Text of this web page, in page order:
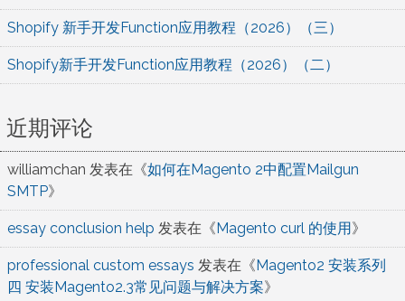
Shopify 新手开发Function应用教程（2026）（三）
Shopify新手开发Function应用教程（2026）（二）
近期评论
williamchan 发表在《如何在Magento 2中配置Mailgun
SMTP》
essay conclusion help 发表在《Magento curl 的使用》
professional custom essays 发表在《Magento2 安装系列
四 安装Magento2.3常见问题与解决方案》